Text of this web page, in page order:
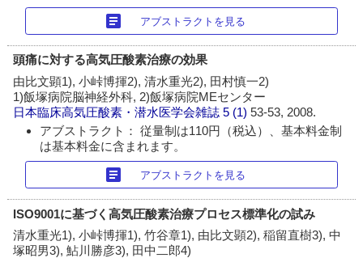
article アブストラクトを見る
頭痛に対する高気圧酸素治療の効果
由比文顕1), 小峠博揮2), 清水重光2), 田村慎一2)
1)飯塚病院脳神経外科, 2)飯塚病院MEセンター
日本臨床高気圧酸素・潜水医学会雑誌 5 (1)53-53, 2008.
アブストラクト： 従量制は110円（税込）、基本料金制
は基本料金に含まれます。
article アブストラクトを見る
ISO9001に基づく高気圧酸素治療プロセス標準化の試み
清水重光1), 小峠博揮1), 竹谷章1), 由比文顕2), 稲留直樹3), 中
塚昭男3), 鮎川勝彦3), 田中二郎4)